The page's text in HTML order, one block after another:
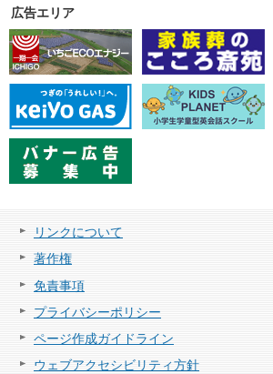
広告エリア
リンクについて
著作権
免責事項
プライバシーポリシー
ページ作成ガイドライン
ウェブアクセシビリティ方針